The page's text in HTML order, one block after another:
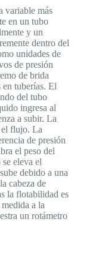
variable más
en un tubo
y un
dentro del
unidades de
de presión
de brida
tuberías. El
del tubo
ingresa al
a subir. La
el flujo. La
de presión
el peso del
eleva el
debido a una
cabeza de
la flotabilidad es
a la
un rotámetro